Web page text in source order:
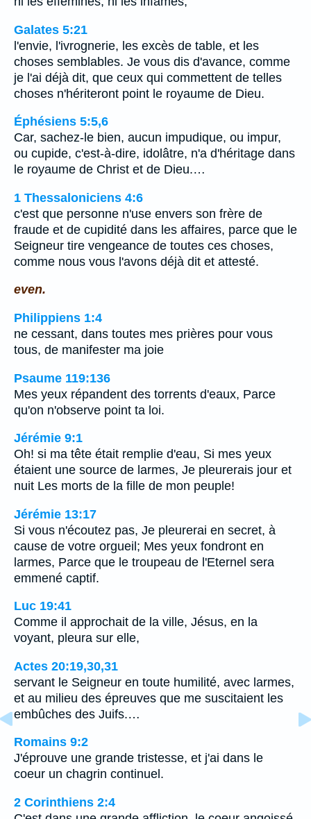
Galates 5:21
l'envie, l'ivrognerie, les excès de table, et les
choses semblables. Je vous dis d'avance, comme
je l'ai déjà dit, que ceux qui commettent de telles
choses n'hériteront point le royaume de Dieu.
Éphésiens 5:5,6
Car, sachez-le bien, aucun impudique, ou impur,
ou cupide, c'est-à-dire, idolâtre, n'a d'héritage dans
le royaume de Christ et de Dieu.…
1 Thessaloniciens 4:6
c'est que personne n'use envers son frère de
fraude et de cupidité dans les affaires, parce que le
Seigneur tire vengeance de toutes ces choses,
comme nous vous l'avons déjà dit et attesté.
even.
Philippiens 1:4
ne cessant, dans toutes mes prières pour vous
tous, de manifester ma joie
Psaume 119:136
Mes yeux répandent des torrents d'eaux, Parce
qu'on n'observe point ta loi.
Jérémie 9:1
Oh! si ma tête était remplie d'eau, Si mes yeux
étaient une source de larmes, Je pleurerais jour et
nuit Les morts de la fille de mon peuple!
Jérémie 13:17
Si vous n'écoutez pas, Je pleurerai en secret, à
cause de votre orgueil; Mes yeux fondront en
larmes, Parce que le troupeau de l'Eternel sera
emmené captif.
Luc 19:41
Comme il approchait de la ville, Jésus, en la
voyant, pleura sur elle,
Actes 20:19,30,31
servant le Seigneur en toute humilité, avec larmes,
et au milieu des épreuves que me suscitaient les
embûches des Juifs.…
Romains 9:2
J'éprouve une grande tristesse, et j'ai dans le
coeur un chagrin continuel.
2 Corinthiens 2:4